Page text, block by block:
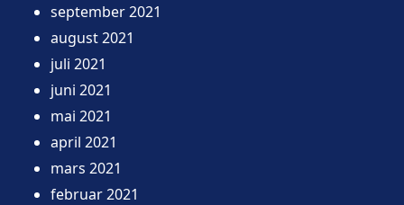
september 2021
august 2021
juli 2021
juni 2021
mai 2021
april 2021
mars 2021
februar 2021